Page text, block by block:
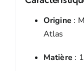
Origine :
Atlas
Matière :